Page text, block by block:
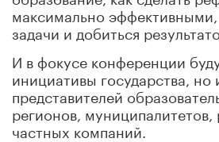
максимально эффективными,
задачи и добиться
И в фокусе конференции
инициативы государства, но
представителей
регионов, муниципалитетов,
частных компаний.